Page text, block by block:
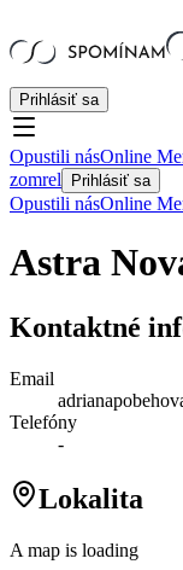
Prihlásiť sa
Opustili násOnline
zomrel
Prihlásiť sa
Opustili násOnline
Astra
Kontaktné
Email
Telefóny
-
Lokalita
A map is loading